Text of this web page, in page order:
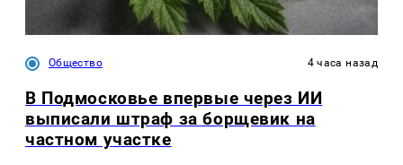
Общество 4 часа назад
В Подмосковье впервые через ИИ
выписали штраф за борщевик на
частном участке